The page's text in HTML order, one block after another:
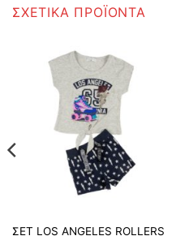
ΣΧΕΤΙΚΆ ΠΡΟΪΌΝΤΑ
ΣΕΤ LOS ANGELES ROLLERS